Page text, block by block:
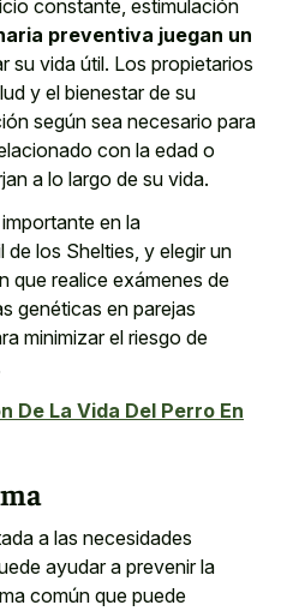
constante, estimulación
preventiva juegan un
su vida útil. Los propietarios
y el bienestar de su
según sea necesario para
con la edad o
a lo largo de su vida.
en la
los Shelties, y elegir un
que realice exámenes de
genéticas en parejas
minimizar el riesgo de
De La Vida Del Perro En
a las necesidades
ayudar a prevenir la
común que puede